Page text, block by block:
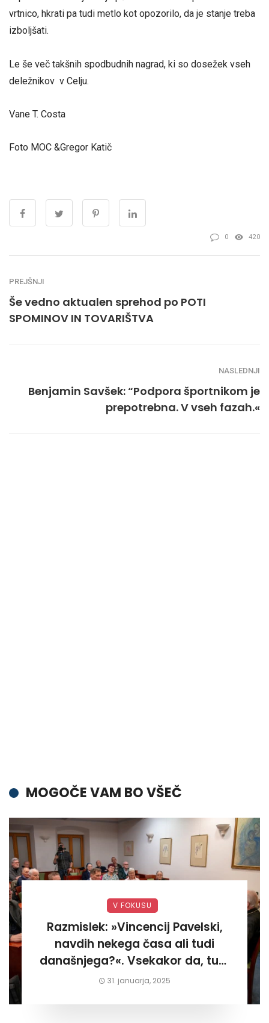
vrtnico, hkrati pa tudi metlo kot opozorilo, da je stanje treba
izboljšati.
Le še več takšnih spodbudnih nagrad, ki so dosežek vseh
deležnikov v Celju.
Vane T. Costa
Foto MOC &Gregor Katič
0 420
PREJŠNJI
Še vedno aktualen sprehod po POTI
SPOMINOV IN TOVARIŠTVA
NASLEDNJI
Benjamin Savšek: “Podpora športnikom je
prepotrebna. V vseh fazah.«
MOGOČE VAM BO VŠEČ
V FOKUSU
Razmislek: »Vincencij Pavelski,
navdih nekega časa ali tudi
današnjega?«. Vsekakor da, tudi
današnjega«
31. januarja, 2025